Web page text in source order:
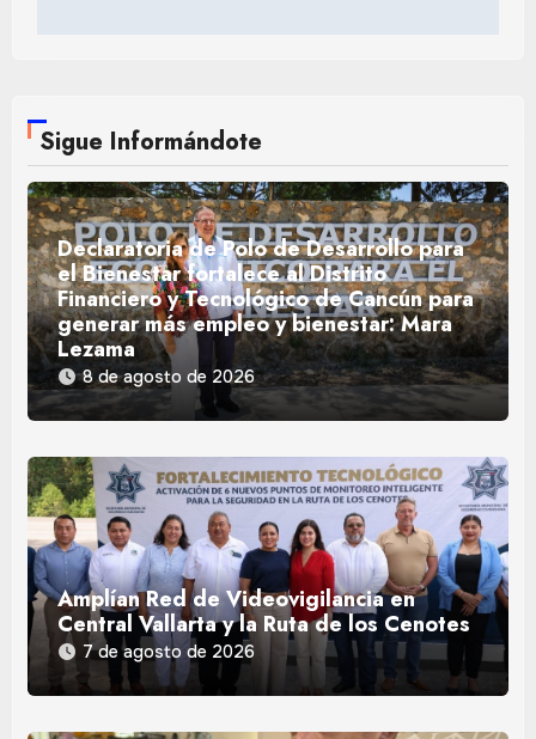
Sigue Informándote
Declaratoria de Polo de Desarrollo para
el Bienestar fortalece al Distrito
Financiero y Tecnológico de Cancún para
generar más empleo y bienestar: Mara
Lezama
8 de agosto de 2026
Amplían Red de Videovigilancia en
Central Vallarta y la Ruta de los Cenotes
7 de agosto de 2026